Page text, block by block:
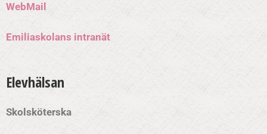
WebMail
Emiliaskolans intranät
Elevhälsan
Skolsköterska